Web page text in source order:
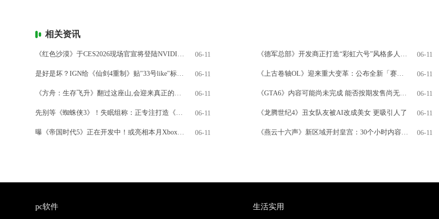
相关资讯
《红色沙漠》于CES2026现场官宣将登陆NVIDIA GeForce NOW 06-11 《德军总部》开发商正打造“彩虹六号”风格多人游戏 06-11
是好是坏？IGN给《仙剑4重制》贴"33号like"标签引热议 06-11 《上古卷轴OL》迎来重大变革：公布全新「赛季」模式，引领全新时代 06-11
《方舟：生存飞升》翻过这座山,会迎来真正的飞升吗? 06-11 《GTA6》内容可能尚未完成 能否按期发售尚无定论 06-11
先别等《蜘蛛侠3》！失眠组称：正专注打造《金刚狼》 06-11 《龙腾世纪4》丑女队友被AI改成美女 更吸引人了 06-11
曝《帝国时代5》正在开发中！或亮相本月Xbox直面会 06-11 《燕云十六声》新区域开封皇宫：30个小时内容 NPC超3000人 06-11
pc软件 生活实用